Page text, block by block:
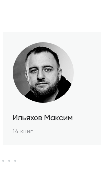
Ильяхов Максим
14 книг